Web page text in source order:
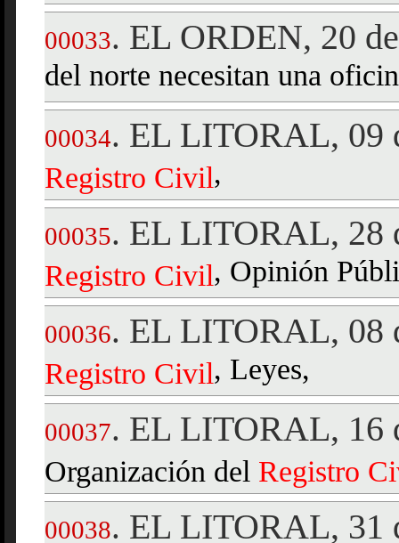
00033. EL ORDEN, 20
del norte necesitan una
00034. EL LITORAL, 09
Registro Civil,
00035. EL LITORAL, 28
Registro Civil, Opinión
00036. EL LITORAL, 08
Registro Civil, Leyes,
00037. EL LITORAL, 16
Organización del Registro
00038. EL LITORAL, 31